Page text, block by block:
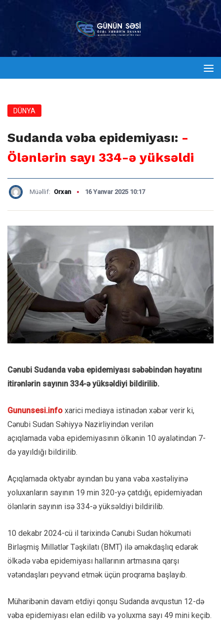
DÜNYA
Sudanda vəba epidemiyası: -
Ölənlərin sayı 334-ə yüksəldi
Müəllif: Orxan 16 Yanvar 2025 10:17
Cənubi Sudanda vəba epidemiyası səbəbindən həyatını
itirənlərin sayının 334-ə yüksəldiyi bildirilib.
Gununsesi.info xarici mediaya istinadən xəbər verir ki,
Cənubi Sudan Səhiyyə Nazirliyindən verilən
açıqlamada vəba epidemiyasının ölkənin 10 əyalətindən 7-
də yayıldığı bildirilib.
Açıqlamada oktyabr ayından bu yana vəba xəstəliyinə
yoluxanların sayının 19 min 320-yə çatdığı, epidemiyadan
ölənlərin sayının isə 334-ə yüksəldiyi bildirilib.
10 dekabr 2024-cü il tarixində Cənubi Sudan hökuməti
Birləşmiş Millətlər Təşkilatı (BMT) ilə əməkdaşlıq edərək
ölkədə vəba epidemiyası hallarının artmasına qarşı
vətəndaşları peyvənd etmək üçün proqrama başlayıb.
Müharibənin davam etdiyi qonşu Sudanda avqustun 12-də
vəba epidemiyası elan edilib və yoluxma sayı 49 mini keçib.